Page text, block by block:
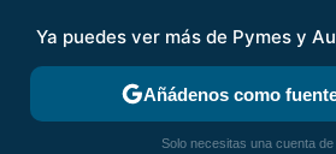
FISCALIDAD Y CONTABILIDAD KIT
Ya puedes ver más de Pymes y
Añádenos como
Solo necesitas una cuenta de